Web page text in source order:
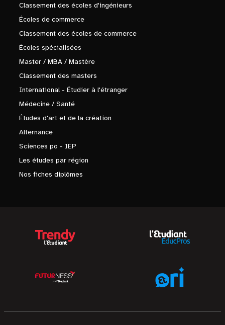
Classement des écoles d'ingénieurs
Écoles de commerce
Classement des écoles de commerce
Écoles spécialisées
Master / MBA / Mastère
Classement des masters
International - Étudier à l'étranger
Médecine / Santé
Études d'art et de la création
Alternance
Sciences po - IEP
Les études par région
Nos fiches diplômes